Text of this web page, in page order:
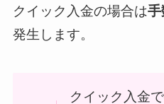
クイック入金の場合は手
発生します。
クイック入金